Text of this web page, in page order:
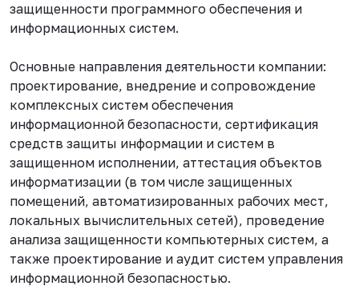
защищенности программного обеспечения и
информационных систем.
Основные направления деятельности компании:
проектирование, внедрение и сопровождение
комплексных систем обеспечения
информационной безопасности, сертификация
средств защиты информации и систем в
защищенном исполнении, аттестация объектов
информатизации (в том числе защищенных
помещений, автоматизированных рабочих мест,
локальных вычислительных сетей), проведение
анализа защищенности компьютерных систем, а
также проектирование и аудит систем управления
информационной безопасностью.